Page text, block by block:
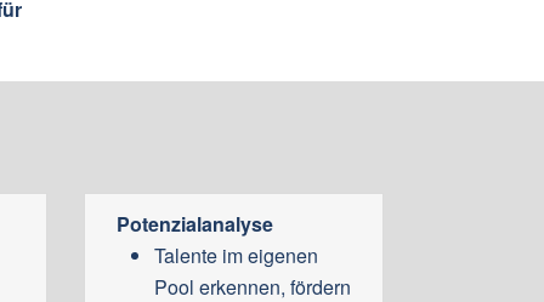
Potenzialanalyse
Talente im eigenen
Pool erkennen, fördern